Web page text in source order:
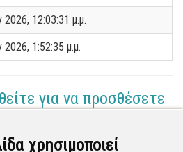
χρησιμοποιεί
2026, 12:03:31 μ.μ.
2026, 1:52:35 μ.μ.
για να προσθέσετε